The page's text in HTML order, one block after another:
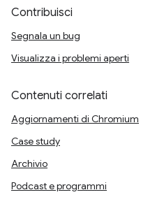
Contribuisci
Segnala un bug
Visualizza i problemi aperti
Contenuti correlati
Aggiornamenti di Chromium
Case study
Archivio
Podcast e programmi